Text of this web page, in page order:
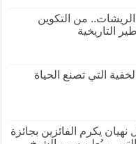
من التكوين
التاريخية
التي تصنع الحياة
نهيان يكرم الفائزين بجائزة